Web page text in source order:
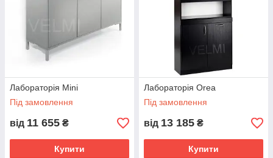
Лабораторія Mini
Під замовлення
від 11 655 ₴
Купити
Лабораторія Orea
Під замовлення
від 13 185 ₴
Купити